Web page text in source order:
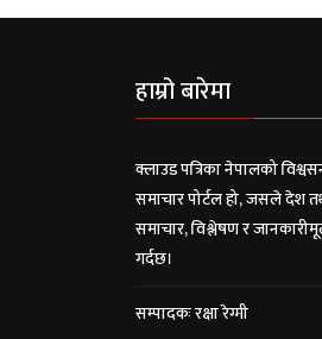
हाम्रो बारेमा
क्लाउड पत्रिका नेपालको
समाचार पोर्टल हो, जसले देश
समाचार, विश्लेषण र
गर्दछ।
सम्पादकः रक्षा रेग्मी